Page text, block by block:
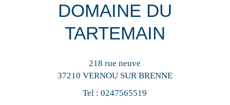
DOMAINE DU
TARTEMAIN
218 rue neuve
37210 VERNOU SUR BRENNE
Tel :0247565519